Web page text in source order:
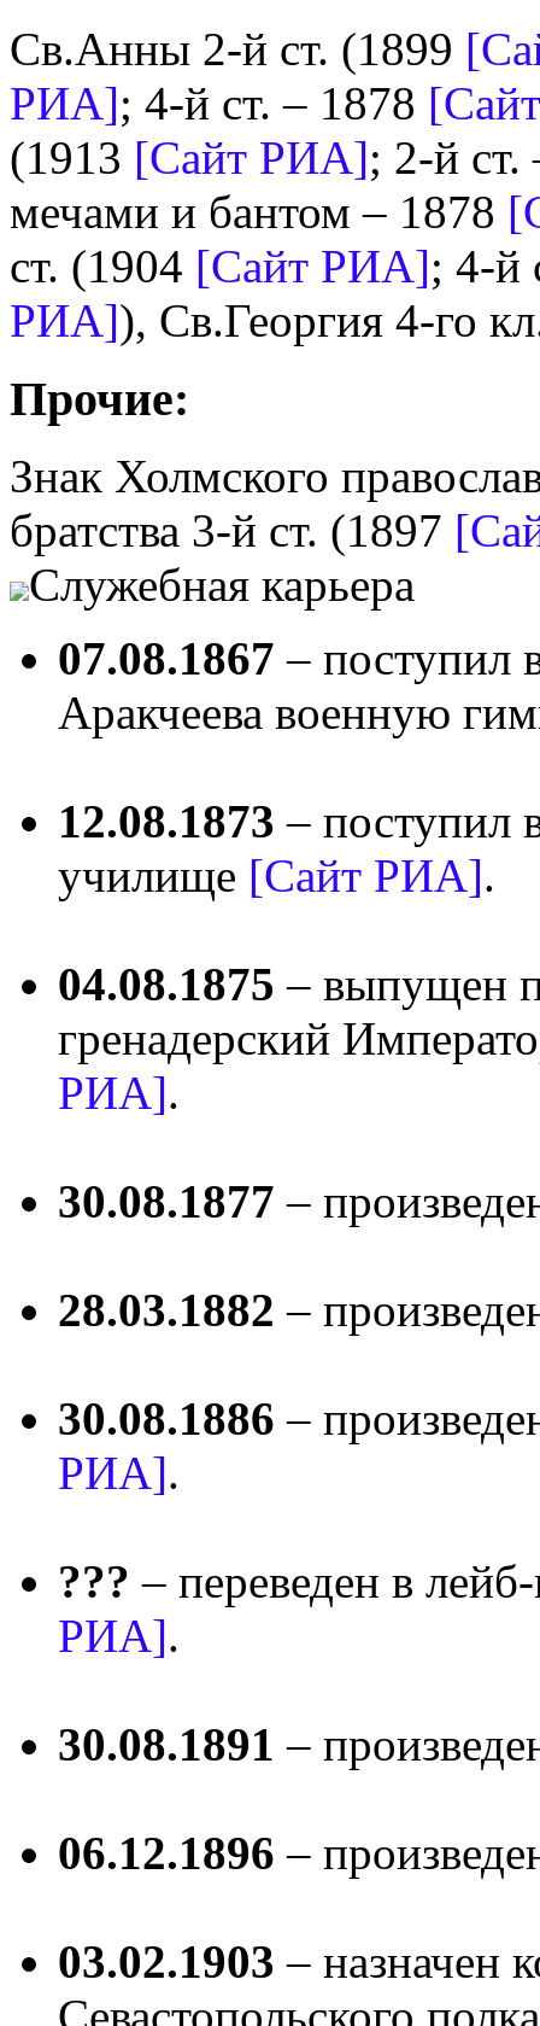
Св.Анны 2-й ст. (1899
РИА]; 4-й ст. – 1878
(1913 [Сайт РИА]; 2-й
мечами и бантом – 1878
ст. (1904 [Сайт РИА]; 4-й
РИА]), Св.Георгия 4-го
Прочие:
Знак Холмского
братства 3-й ст. (1897
Служебная карьера
07.08.1867 – поступил
Аракчеева военную
12.08.1873 – поступил
училище [Сайт РИА].
04.08.1875 – выпущен
гренадерский
РИА].
30.08.1877 –
28.03.1882 –
30.08.1886 –
РИА].
??? – переведен в
РИА].
30.08.1891 –
06.12.1896 –
03.02.1903 – назначен